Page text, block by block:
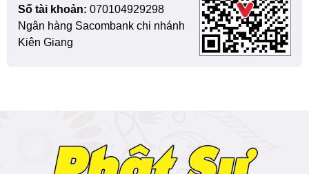
Số tài khoản: 070104929298
Ngân hàng Sacombank chi nhánh
Kiên Giang